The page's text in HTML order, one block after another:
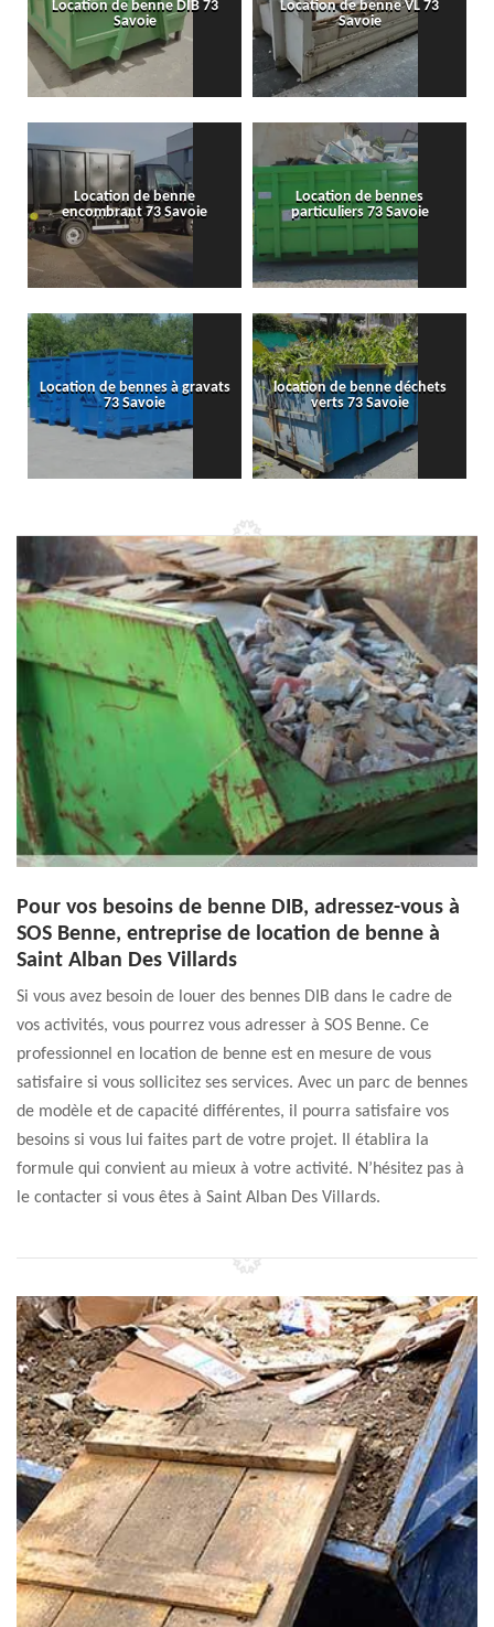
Location de benne DIB 73
Savoie
Location de benne VL 73
Savoie
Location de benne
encombrant 73 Savoie
Location de bennes
particuliers 73 Savoie
Location de bennes à gravats
73 Savoie
location de benne déchets
verts 73 Savoie
Pour vos besoins de benne DIB, adressez-vous à
SOS Benne, entreprise de location de benne à
Saint Alban Des Villards
Si vous avez besoin de louer des bennes DIB dans le cadre de
vos activités, vous pourrez vous adresser à SOS Benne. Ce
professionnel en location de benne est en mesure de vous
satisfaire si vous sollicitez ses services. Avec un parc de bennes
de modèle et de capacité différentes, il pourra satisfaire vos
besoins si vous lui faites part de votre projet. Il établira la
formule qui convient au mieux à votre activité. N’hésitez pas à
le contacter si vous êtes à Saint Alban Des Villards.